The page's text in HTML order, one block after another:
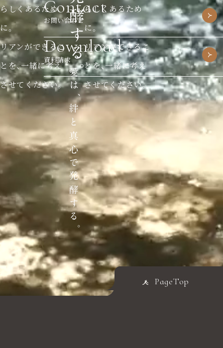
らしくあるため
に。
リアンができるこ
とを、一緒に考え
させてください。
らしくあるため
に。
リアンができるこ
とを、一緒に考え
させてください。
Contact
お問い合わせ
Download
資料請求
PageTop